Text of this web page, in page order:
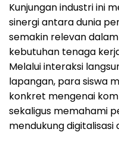
Kunjungan industri ini
sinergi antara dunia
semakin relevan
kebutuhan tenaga
Melalui interaksi
lapangan, para siswa
konkret mengenai
sekaligus memahami
mendukung digitalisasi